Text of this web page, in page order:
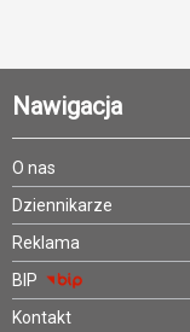
Nawigacja
O nas
Dziennikarze
Reklama
BIP
Kontakt